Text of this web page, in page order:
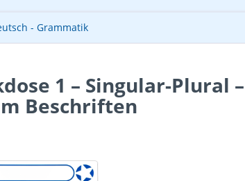
- Grammatik
1 – Singular-Plural
Beschriften